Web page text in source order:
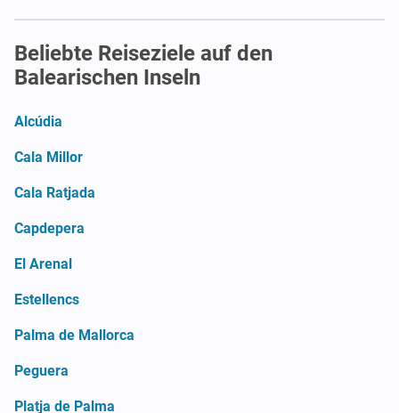
Beliebte Reiseziele auf den
Balearischen Inseln
Alcúdia
Cala Millor
Cala Ratjada
Capdepera
El Arenal
Estellencs
Palma de Mallorca
Peguera
Platja de Palma